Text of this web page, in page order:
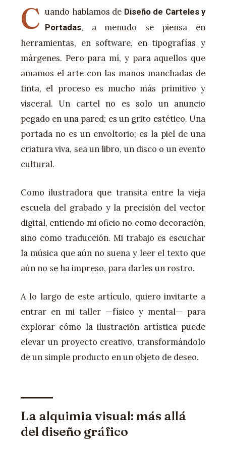
C uando hablamos de Diseño de Carteles y
Portadas, a menudo se piensa en
herramientas, en software, en tipografías y
márgenes. Pero para mí, y para aquellos que
amamos el arte con las manos manchadas de
tinta, el proceso es mucho más primitivo y
visceral. Un cartel no es solo un anuncio
pegado en una pared; es un grito estético. Una
portada no es un envoltorio; es la piel de una
criatura viva, sea un libro, un disco o un evento
cultural.
Como ilustradora que transita entre la vieja
escuela del grabado y la precisión del vector
digital, entiendo mi oficio no como decoración,
sino como traducción. Mi trabajo es escuchar
la música que aún no suena y leer el texto que
aún no se ha impreso, para darles un rostro.
A lo largo de este artículo, quiero invitarte a
entrar en mi taller —físico y mental— para
explorar cómo la ilustración artística puede
elevar un proyecto creativo, transformándolo
de un simple producto en un objeto de deseo.
La alquimia visual: más allá
del diseño gráfico